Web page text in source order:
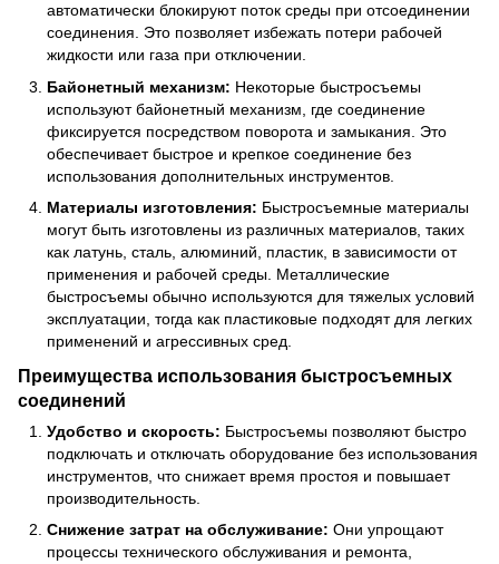
автоматически блокируют поток среды при отсоединении
соединения. Это позволяет избежать потери рабочей
жидкости или газа при отключении.
Байонетный механизм: Некоторые быстросъемы
используют байонетный механизм, где соединение
фиксируется посредством поворота и замыкания. Это
обеспечивает быстрое и крепкое соединение без
использования дополнительных инструментов.
Материалы изготовления: Быстросъемные материалы
могут быть изготовлены из различных материалов, таких
как латунь, сталь, алюминий, пластик, в зависимости от
применения и рабочей среды. Металлические
быстросъемы обычно используются для тяжелых условий
эксплуатации, тогда как пластиковые подходят для легких
применений и агрессивных сред.
Преимущества использования быстросъемных
соединений
Удобство и скорость: Быстросъемы позволяют быстро
подключать и отключать оборудование без использования
инструментов, что снижает время простоя и повышает
производительность.
Снижение затрат на обслуживание: Они упрощают
процессы технического обслуживания и ремонта,